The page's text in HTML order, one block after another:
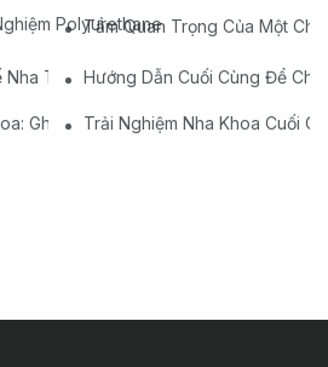
Polyurethane Tốt Nhất Cho
Tầm Quan Trọng Của Một
Nha Trên Trung Quốc: Đổi Mới Và Chất
Hướng Dẫn Cuối Cùng Để
Ghế Nha Khoa Hiện Đại Được Cá
Trải Nghiệm Nha Khoa Cuối